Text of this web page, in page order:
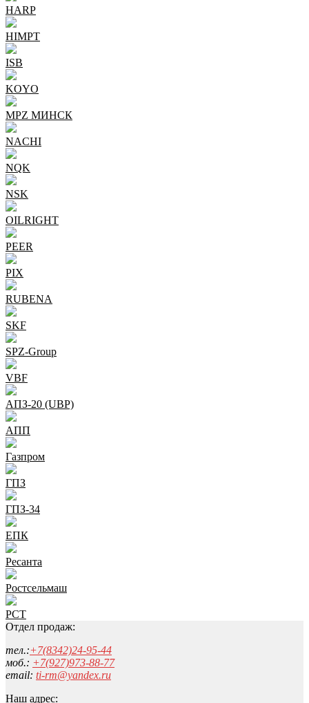
HARP
HIMPT
ISB
KOYO
MPZ МИНСК
NACHI
NQK
NSK
OILRIGHT
PEER
PIX
RUBENA
SKF
SPZ-Group
VBF
АПЗ-20 (UBP)
АПП
Газпром
ГПЗ
ГПЗ-34
ЕПК
Ресанта
Ростсельмаш
РСТ
Отдел продаж:
тел.:+7(8342)24-95-44
моб.: +7(927)973-88-77
email: ti-rm@yandex.ru
Наш адрес: